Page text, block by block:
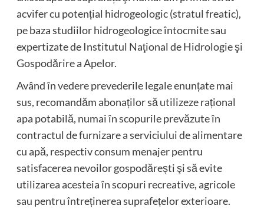
acvifer cu potențial hidrogeologic (stratul freatic),
pe baza studiilor hidrogeologice întocmite sau
expertizate de Institutul Naţional de Hidrologie şi
Gospodărire a Apelor.
Având în vedere prevederile legale enunțate mai
sus, recomandăm abonaților să utilizeze rațional
apa potabilă, numai în scopurile prevăzute în
contractul de furnizare a serviciului de alimentare
cu apă, respectiv consum menajer pentru
satisfacerea nevoilor gospodărești şi să evite
utilizarea acesteia în scopuri recreative, agricole
sau pentru întreținerea suprafețelor exterioare.